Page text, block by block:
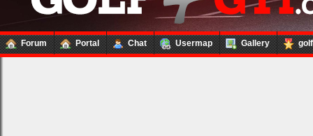
Forum Portal Chat Usermap Gallery